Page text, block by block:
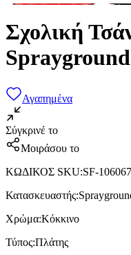
Σχολική
Αγαπημένα
Σύγκρινέ το
Μοιράσου το
ΚΩΔΙΚΟΣ SKU:SF-
Κατασκευαστής:
Χρώμα:Κόκκινο
Τύπος:Πλάτης